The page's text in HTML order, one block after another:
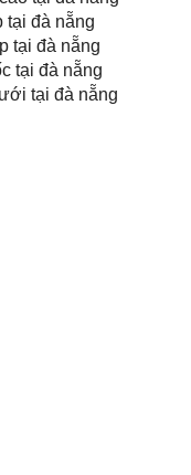
tại đà nẵng
tại đà nẵng
tại đà nẵng
tại đà nẵng